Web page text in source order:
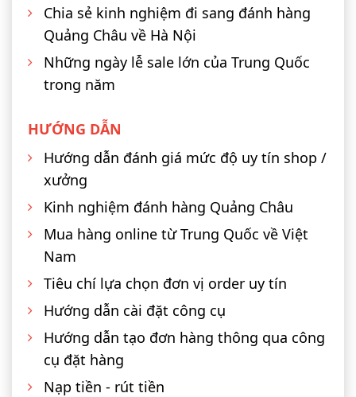
Chia sẻ kinh nghiệm đi sang đánh hàng
Quảng Châu về Hà Nội
Những ngày lễ sale lớn của Trung Quốc
trong năm
HƯỚNG DẪN
Hướng dẫn đánh giá mức độ uy tín shop /
xưởng
Kinh nghiệm đánh hàng Quảng Châu
Mua hàng online từ Trung Quốc về Việt
Nam
Tiêu chí lựa chọn đơn vị order uy tín
Hướng dẫn cài đặt công cụ
Hướng dẫn tạo đơn hàng thông qua công
cụ đặt hàng
Nạp tiền - rút tiền